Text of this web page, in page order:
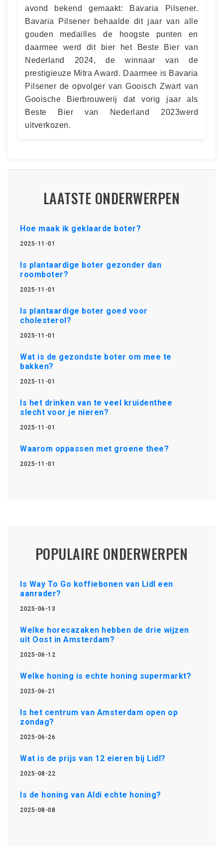
avond bekend gemaakt: Bavaria Pilsener.
Bavaria Pilsener behaalde dit jaar van alle
gouden medailles de hoogste punten en
daarmee werd dit bier het Beste Bier van
Nederland 2024, de winnaar van de
prestigieuze Mitra Award. Daarmee is Bavaria
Pilsener de opvolger van Gooisch Zwart van
Gooische Bierbrouwerij dat vorig jaar als
Beste Bier van Nederland 2023werd
uitverkozen.
LAATSTE ONDERWERPEN
Hoe maak ik geklaarde boter?
2025-11-01
Is plantaardige boter gezonder dan
roomboter?
2025-11-01
Is plantaardige boter goed voor
cholesterol?
2025-11-01
Wat is de gezondste boter om mee te
bakken?
2025-11-01
Is het drinken van te veel kruidenthee
slecht voor je nieren?
2025-11-01
Waarom oppassen met groene thee?
2025-11-01
POPULAIRE ONDERWERPEN
Is Way To Go koffiebonen van Lidl een
aanrader?
2025-06-13
Welke horecazaken hebben de drie wijzen
uit Oost in Amsterdam?
2025-06-12
Welke honing is echte honing supermarkt?
2025-06-21
Is het centrum van Amsterdam open op
zondag?
2025-06-26
Wat is de prijs van 12 eieren bij Lidl?
2025-08-22
Is de honing van Aldi echte honing?
2025-08-08